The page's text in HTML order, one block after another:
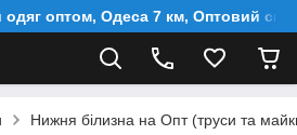
одяг оптом, Одеса 7 км, Оптовий
Нижня білизна на Опт (труси та